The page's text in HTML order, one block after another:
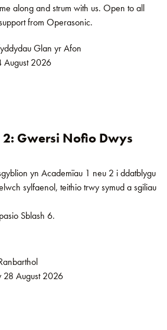
along and strum with us. Open to all
from Operasonic.
Glan yr Afon
2026
Gwersi Nofio Dwys
yn Academïau 1 neu 2 i ddatblygu
sylfaenol, teithio trwy symud a sgiliau
Sblash 6.
28 August 2026